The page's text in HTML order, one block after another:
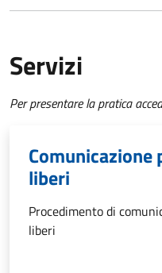
Servizi
Per presentare la pratica
liberi
Procedimento di
liberi